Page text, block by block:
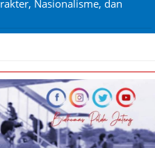
Nasionalisme, dan